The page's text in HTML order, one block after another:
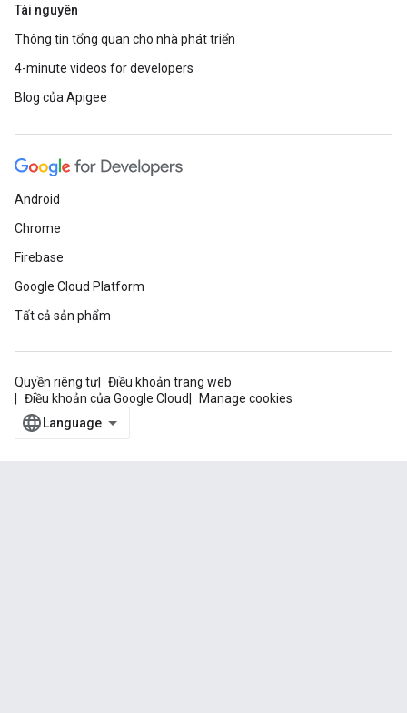
Tài nguyên
Thông tin tổng quan cho nhà phát triển
4-minute videos for developers
Blog của Apigee
Android
Chrome
Firebase
Google Cloud Platform
Tất cả sản phẩm
Quyền riêng tư
Điều khoản trang web
Điều khoản của Google Cloud
Manage cookies